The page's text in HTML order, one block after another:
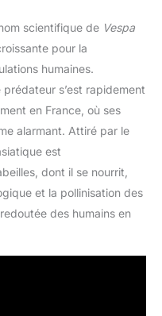
scientifique de Vespa
pour la
humaines.
s’est rapidement
en France, où ses
alarmant. Attiré par le
est
dont il se nourrit,
et la pollinisation des
des humains en